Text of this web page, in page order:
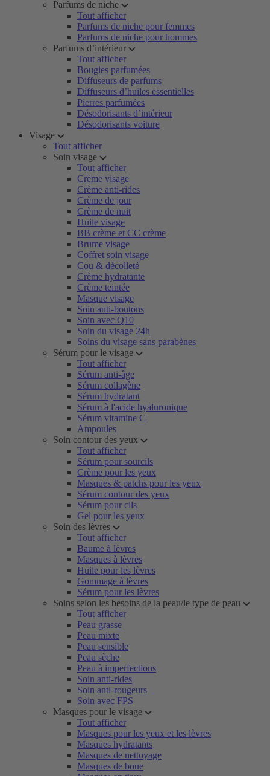
Parfums de niche
Tout afficher
Parfums de niche pour femmes
Parfums de niche pour hommes
Parfums d’intérieur
Tout afficher
Bougies parfumées
Diffuseurs de parfums
Diffuseurs d’huiles essentielles
Pierres parfumées
Désodorisants d’intérieur
Désodorisants voiture
Visage
Tout afficher
Soin visage
Tout afficher
Crème visage
Crème anti-rides
Crème de jour
Crème de nuit
Huile visage
BB crème et CC crème
Brume visage
Coffret soin visage
Cou & décolleté
Crème hydratante
Crème teintée
Masque visage
Soin anti-boutons
Soin avec Q10
Soin du visage 24h
Soins du visage sans parabènes
Sérum pour le visage
Tout afficher
Sérum anti-âge
Sérum collagène
Sérum hydratant
Sérum à l'acide hyaluronique
Sérum vitamine C
Ampoules
Soin contour des yeux
Tout afficher
Sérum pour sourcils
Crème pour les yeux
Masques & patchs pour les yeux
Sérum contour des yeux
Sérum pour cils
Gel pour les yeux
Soin des lèvres
Tout afficher
Baume à lèvres
Masques à lèvres
Huile pour les lèvres
Gommage à lèvres
Sérum pour les lèvres
Soins selon les besoins de la peau/le type de peau
Tout afficher
Peau grasse
Peau mixte
Peau sensible
Peau sèche
Peau à imperfections
Soin anti-rides
Soin anti-rougeurs
Soin avec FPS
Masques pour le visage
Tout afficher
Masques pour les yeux et les lèvres
Masques hydratants
Masques de nettoyage
Masques de boue